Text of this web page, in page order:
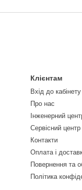
Клієнтам
Вхід до кабінету
Про нас
Інженерний
Сервісний центр
Контакти
Оплата і
Повернення та
Політика